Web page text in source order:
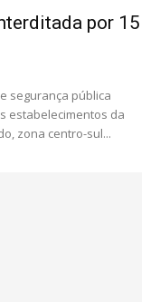
por 15
segurança pública
estabelecimentos da
zona centro-sul...